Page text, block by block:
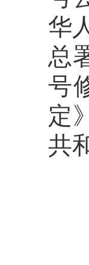
华
总
号
定
共